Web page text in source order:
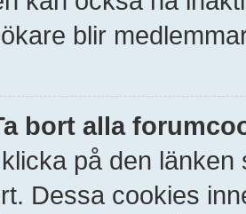
blir
bort alla
på den
Dessa cookies